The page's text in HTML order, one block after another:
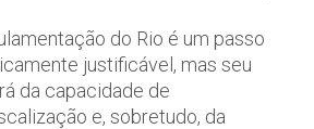
do Rio é um passo
justificável, mas seu
da capacidade de
e, sobretudo, da